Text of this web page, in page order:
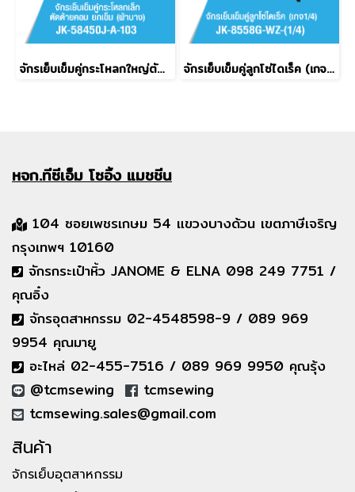
จักรเย็บเข็มคู่กระโหลกใหญ่ตัดด้ายคอม ยกเข็ม (ผ้าบาง) JACK รุ่น JK-58750J-A-103 จักรเย็บเข็มคู่ลูกโซ่ไดเร็ค (เกจ 1/4) JACK รุ่น JK-8558G-WZ-(1/4)
หจก.ทีซีเอ็มโซอิ้ง แมชชีน
104 ซอยเพชรเกษม 54 แขวงบางด้วน เขตภาษีเจริญ
กรุงเทพฯ 10160
จักรกระเป๋าหิ้ว JANOME & ELNA 098 249 7751 /
คุณอิ๋ง
จักรอุตสาหกรรม 02-4548598-9 / 089 969
9954 คุณมายู
อะไหล่ 02-455-7516 / 089 969 9950 คุณรุ้ง
@tcmsewing
tcmsewing
tcmsewing.sales@gmail.com
สินค้า
จักรเย็บอุตสาหกรรม